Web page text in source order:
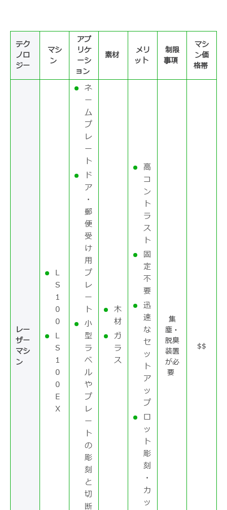
テク
ノロ
ジー
マシ
ン
アプ
リケ
ーシ
ョン
素材
メリ
ット
制限
事項
マシ
ン価
格帯
レー
ザー
マシ
ン
L
S
1
0
0
L
S
1
0
0
E
X
ネ
ー
ム
プ
レ
ー
ト
ド
ア
・
郵
便
受
け
用
プ
レ
ー
ト
小
型
ラ
ベ
ル
や
プ
レ
ー
ト
の
彫
刻
と
切
断
木
材
ガ
ラ
ス
高
コ
ン
ト
ラ
ス
ト
固
定
不
要
迅
速
な
セ
ッ
ト
ア
ッ
プ
ロ
ッ
ト
彫
刻
・
カ
ッ
集
塵・
脱臭
装置
が必
要
$$